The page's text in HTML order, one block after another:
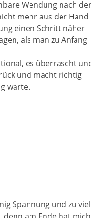
Wendung nach der
mehr aus der Hand
einen Schritt näher
als man zu Anfang
es überrascht
und macht richtig
warte.
Spannung und zu